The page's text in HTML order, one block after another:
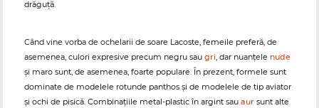
drăguță.
Când vine vorba de ochelarii de soare Lacoste, femeile preferă, de
asemenea, culori expresive precum negru sau gri, dar nuanțele nude
și maro sunt, de asemenea, foarte populare. În prezent, formele sunt
dominate de modelele rotunde panthos și de modelele de tip aviator
și ochi de pisică. Combinațiile metal-plastic în argint sau aur sunt alte